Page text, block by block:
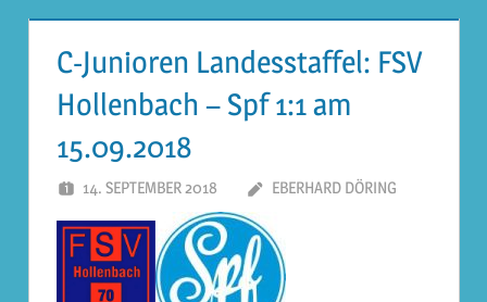
C-Junioren Landesstaffel: FSV
Hollenbach – Spf 1:1 am
15.09.2018
14. SEPTEMBER 2018 EBERHARD DÖRING